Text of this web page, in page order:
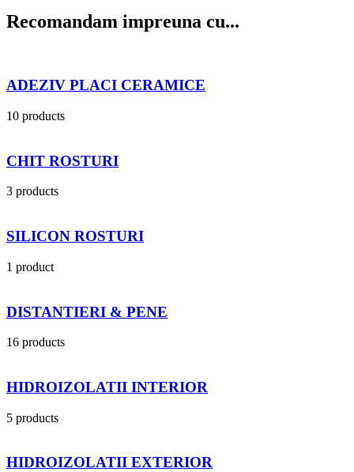
Recomandam impreuna cu...
ADEZIV PLACI CERAMICE
10 products
CHIT ROSTURI
3 products
SILICON ROSTURI
1 product
DISTANTIERI & PENE
16 products
HIDROIZOLATII INTERIOR
5 products
HIDROIZOLATII EXTERIOR